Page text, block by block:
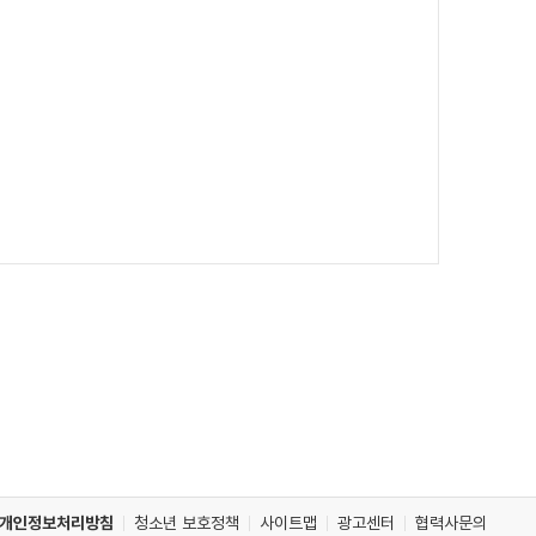
개인정보처리방침 청소년 보호정책 사이트맵 광고센터 협력사문의